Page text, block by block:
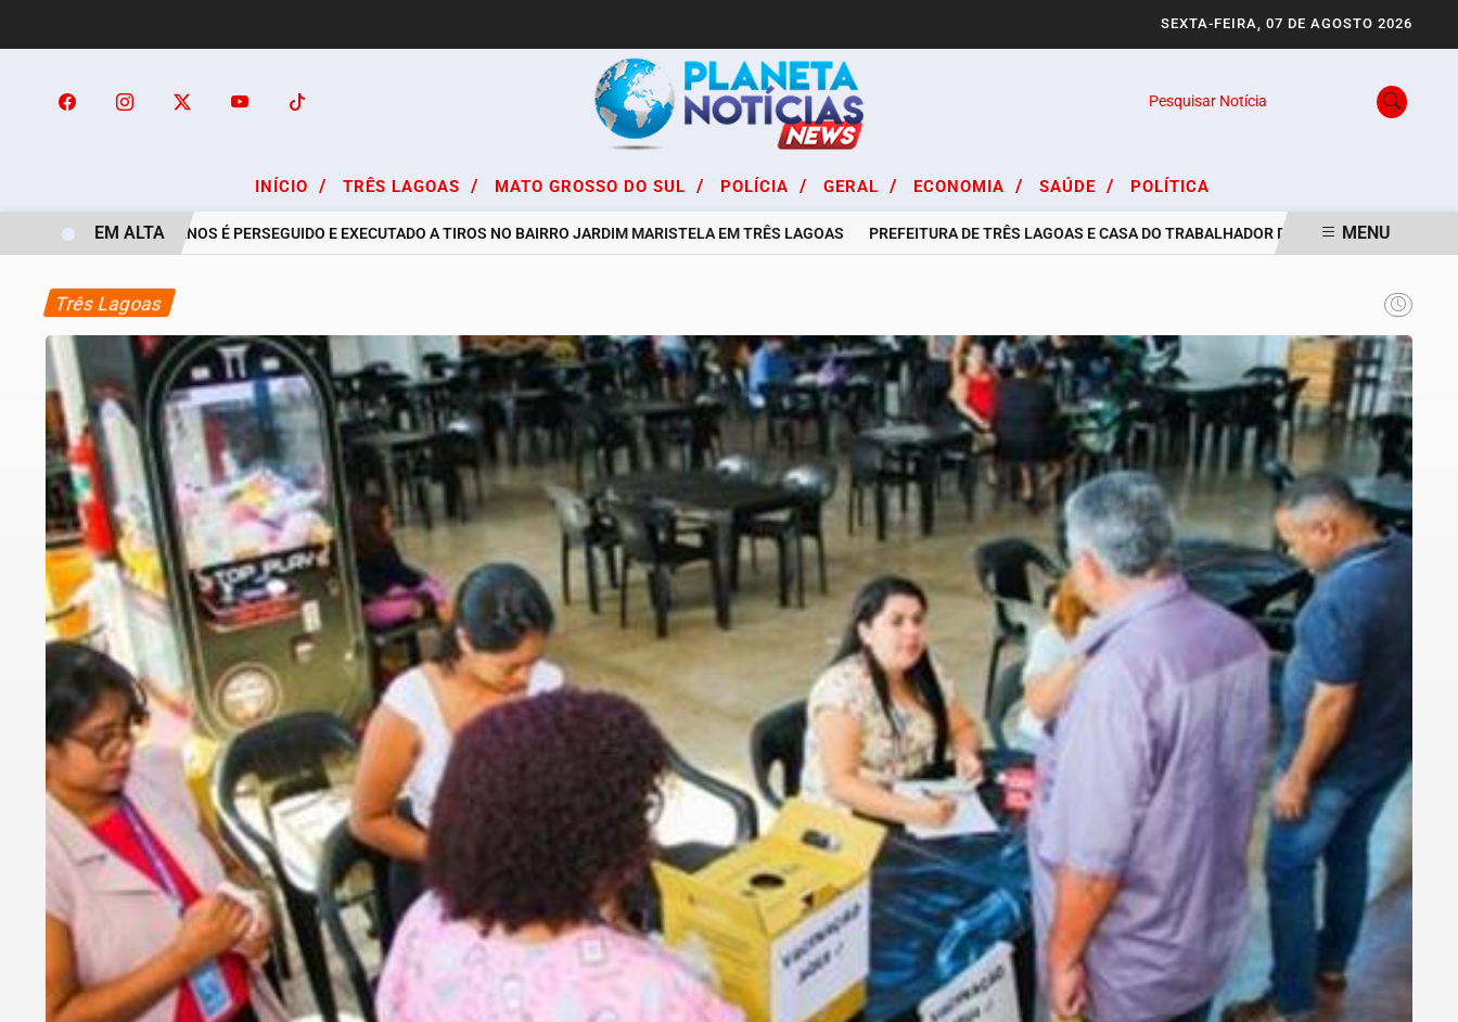
SEXTA-FEIRA, 07 DE AGOSTO 2026
Pesquisar Notícia
INÍCIO / TRÊS LAGOAS / MATO GROSSO DO SUL / POLÍCIA / GERAL / ECONOMIA / SAÚDE / POLÍTICA
RAPAZ DE 24 ANOS É PERSEGUIDO E EXECUTADO A TIROS NO BAIRRO JARDIM MARISTELA EM TRÊS LAGOAS PREFEITURA DE TRÊS LAGOAS E CASA DO TRABALHADOR DIVULGAM VAGAS DE
EM ALTA MENU
Três Lagoas